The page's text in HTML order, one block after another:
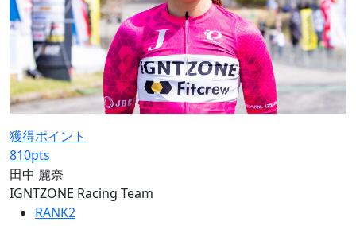
獲得ポイント
810pts
田中 麗奈
IGNTZONE Racing Team
RANK2